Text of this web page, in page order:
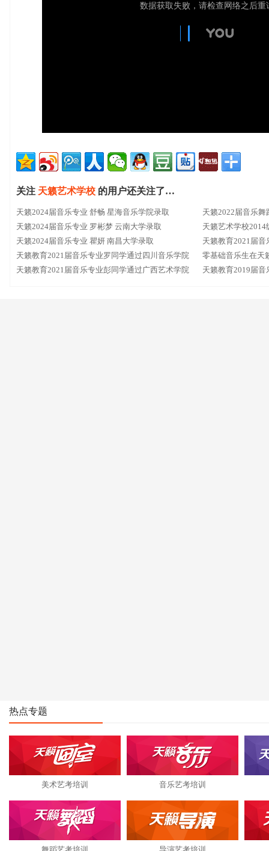
数据获取失败，请检查网络之后重
关注 天籁艺术学校 的用户还关注了…
天籁2024届音乐专业 舒畅 星海音乐学院录取
天籁2024届音乐专业 罗彬梦 云南大学录取
天籁2024届音乐专业 瞿妍 南昌大学录取
天籁教育2021届音乐专业罗同学通过四川音乐学院
天籁教育2021届音乐专业彭同学通过广西艺术学院
天籁2022届音乐
天籁艺术学校
通过
天籁教育2021届
零基础音乐生在天
天籁教育2019届
热点专题
美术艺考培训 音乐艺考培训